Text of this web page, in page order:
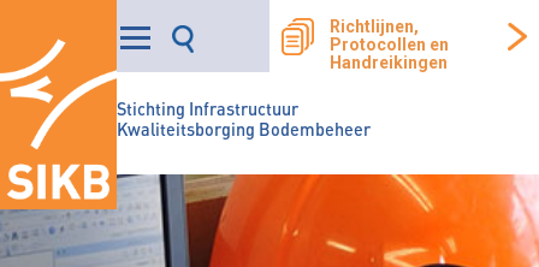
Stichting Infrastructuur
Kwaliteitsborging Bodembeheer
Richtlijnen,
Protocollen en
Handreikingen